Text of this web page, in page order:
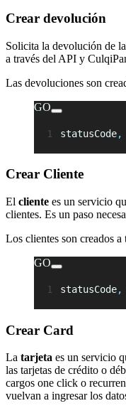
Crear devolución
Solicita la devolución de
a través del API y
Las devoluciones son
GO
statusCode,
Crear Cliente
El cliente es un servicio
clientes. Es un paso
Los clientes son creados a
GO
statusCode,
Crear Card
La tarjeta es un servicio
las tarjetas de crédito o
cargos one click o
vuelvan a ingresar los